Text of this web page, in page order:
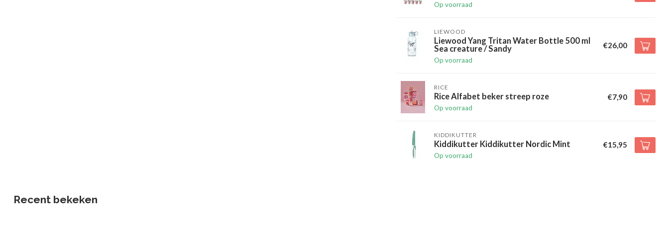
Op voorraad
LIEWOOD
Liewood Yang Tritan Water Bottle 500 ml
Sea creature / Sandy
Op voorraad
€26,00
RICE
Rice Alfabet beker streep roze
Op voorraad
€7,90
KIDDIKUTTER
Kiddikutter Kiddikutter Nordic Mint
Op voorraad
€15,95
Recent bekeken